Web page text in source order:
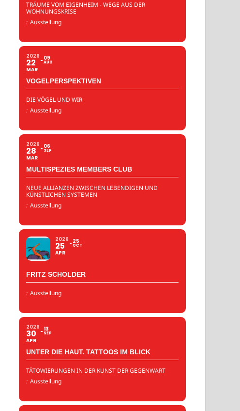
TRÄUME VOM EIGENHEIM - WEGE AUS DER
WOHNUNGSKRISE
: Ausstellung
2026
22
MAR
09
AUG
VOGELPERSPEKTIVEN
DIE VÖGEL UND WIR
: Ausstellung
2026
28
MAR
06
SEP
MULTISPEZIES MEMBERS CLUB
NEUE ALLIANZEN ZWISCHEN LEBENDIGEN UND
KÜNSTLICHEN SYSTEMEN
: Ausstellung
2026
25
APR
25
OCT
FRITZ SCHOLDER
: Ausstellung
2026
30
APR
13
SEP
UNTER DIE HAUT. TATTOOS IM BLICK
TÄTOWIERUNGEN IN DER KUNST DER GEGENWART
: Ausstellung